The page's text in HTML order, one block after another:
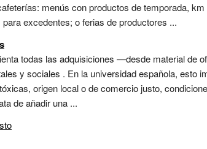
menús con productos de temporada,
excedentes; o ferias de productores ...
todas las adquisiciones —desde material de
y sociales . En la universidad española, esto
origen local o de comercio justo,
de añadir una ...